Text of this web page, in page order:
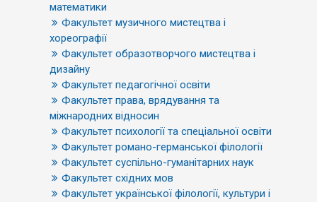
математики
Факультет музичного мистецтва і
хореографії
Факультет образотворчого мистецтва і
дизайну
Факультет педагогічної освіти
Факультет права, врядування та
міжнародних відносин
Факультет психології та спеціальної освіти
Факультет романо-германської філології
Факультет суспільно-гуманітарних наук
Факультет східних мов
Факультет української філології, культури і